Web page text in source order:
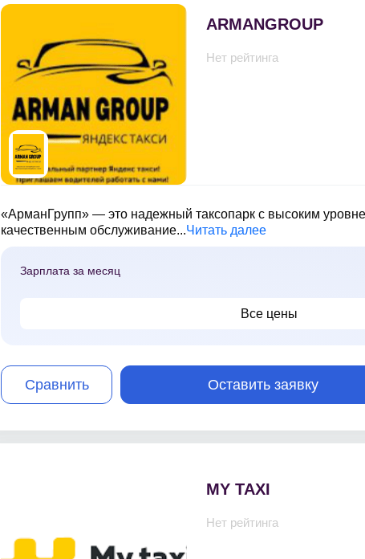
ARMANGROUP
Нет рейтинга
«АрманГрупп» — это надежный таксопарк с высоким
качественным обслуживание...Читать далее
Зарплата за месяц
Все цены
Сравнить Оставить заявку
MY TAXI
Нет рейтинга